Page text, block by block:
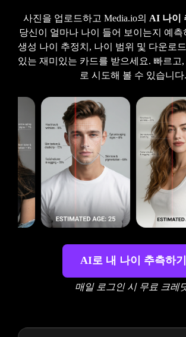
사진을 업로드하고 Media.io의 AI 나이
당신이 얼마나 나이 들어 보이는지 예
생성 나이 추정치, 나이 범위 및 다운로
있는 재미있는 카드를 받으세요. 빠르고
로 시도해 볼 수 있습니다.
AI로 내 나이 추측하기
매일 로그인 시 무료 크레